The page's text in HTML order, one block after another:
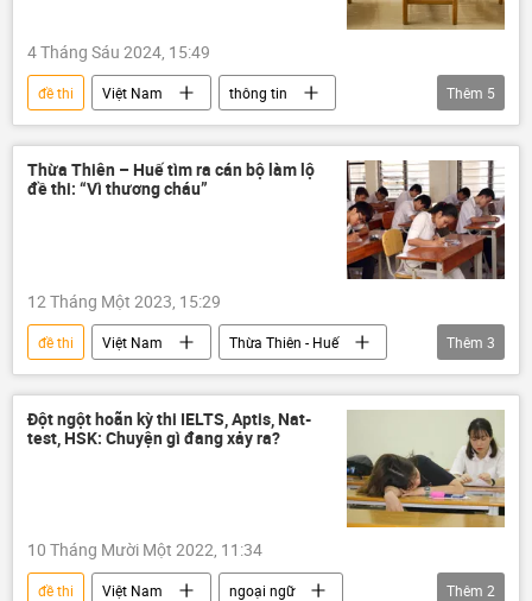
4 Tháng Sáu 2024, 15:49
đề thi Việt Nam
thông tin
tuyển sinh
giáo dục
điểm thi
kỳ thi THPT
thi cử
Thêm 5
Thừa Thiên – Huế tìm ra cán bộ làm lộ
đề thi: “Vì thương cháu”
12 Tháng Một 2023, 15:29
đề thi Việt Nam
Thừa Thiên - Huế
vi phạm
Pháp luật lộ tài liệu mật
Thêm 3
Đột ngột hoãn kỳ thi IELTS, Aptis, Nat-
test, HSK: Chuyện gì đang xảy ra?
10 Tháng Mười Một 2022, 11:34
đề thi Việt Nam
ngoại ngữ
Thêm 2